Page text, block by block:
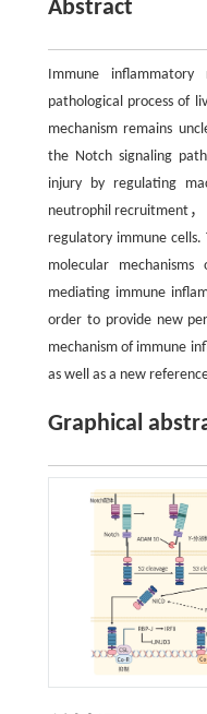
Abstract
Immune
pathological process of
mechanism remains
the Notch signaling
injury by regulating
neutrophil recruitment
regulatory immune
molecular
mediating immune
order to provide new
mechanism of immune
as well as a new
Graphical